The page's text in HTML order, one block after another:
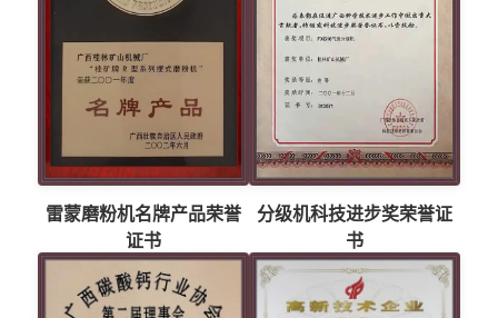
雷蒙磨粉机名牌产品荣誉
证书
分级机科技进步奖荣誉证
书